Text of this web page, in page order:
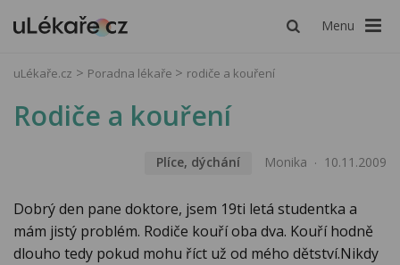
Menu
uLékaře.cz Poradna lékaře rodiče a kouření
Rodiče a kouření
Plíce, dýchání Monika 10.11.2009
Dobrý den pane doktore, jsem 19ti letá studentka a
mám jistý problém. Rodiče kouří oba dva. Kouří hodně
dlouho tedy pokud mohu říct už od mého dětství.Nikdy